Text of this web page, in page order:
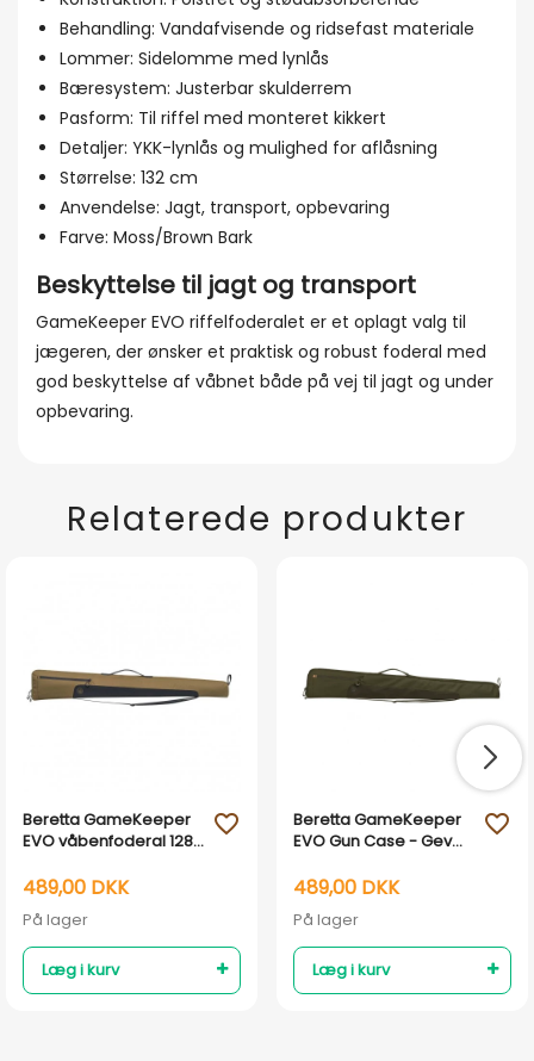
Behandling: Vandafvisende og ridsefast materiale
Lommer: Sidelomme med lynlås
Bæresystem: Justerbar skulderrem
Pasform: Til riffel med monteret kikkert
Detaljer: YKK-lynlås og mulighed for aflåsning
Størrelse: 132 cm
Anvendelse: Jagt, transport, opbevaring
Farve: Moss/Brown Bark
Beskyttelse til jagt og transport
GameKeeper EVO riffelfoderalet er et oplagt valg til
jægeren, der ønsker et praktisk og robust foderal med
god beskyttelse af våbnet både på vej til jagt og under
opbevaring.
Relaterede produkter
Beretta GameKeeper
EVO våbenfoderal 128
489,00 DKK
På lager
Læg i kurv
favorite_outline
Beretta GameKeeper
EVO Gun Case - Gevær
489,00 DKK
På lager
Læg i kurv
favorite_outline